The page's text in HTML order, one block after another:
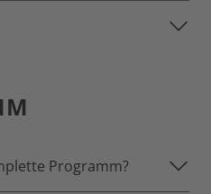
Programm?